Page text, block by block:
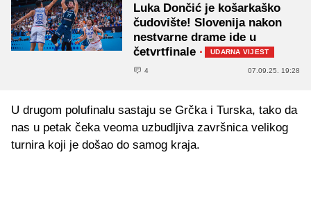
Luka Dončić je košarkaško
čudovište! Slovenija nakon
nestvarne drame ide u
četvrtfinale · UDARNA VIJEST
4 07.09.25. 19:28
U drugom polufinalu sastaju se Grčka i Turska, tako da
nas u petak čeka veoma uzbudljiva završnica velikog
turnira koji je došao do samog kraja.